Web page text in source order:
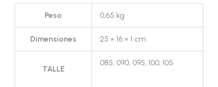
Peso 0,65 kg
Dimensiones 25 × 16 × 1 cm
TALLE
085, 090, 095, 100, 105